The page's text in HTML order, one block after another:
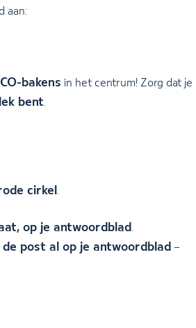
aan:
bakens in het centrum! Zorg dat je
bent.
cirkel .
op je antwoordblad.
post al op je antwoordblad –